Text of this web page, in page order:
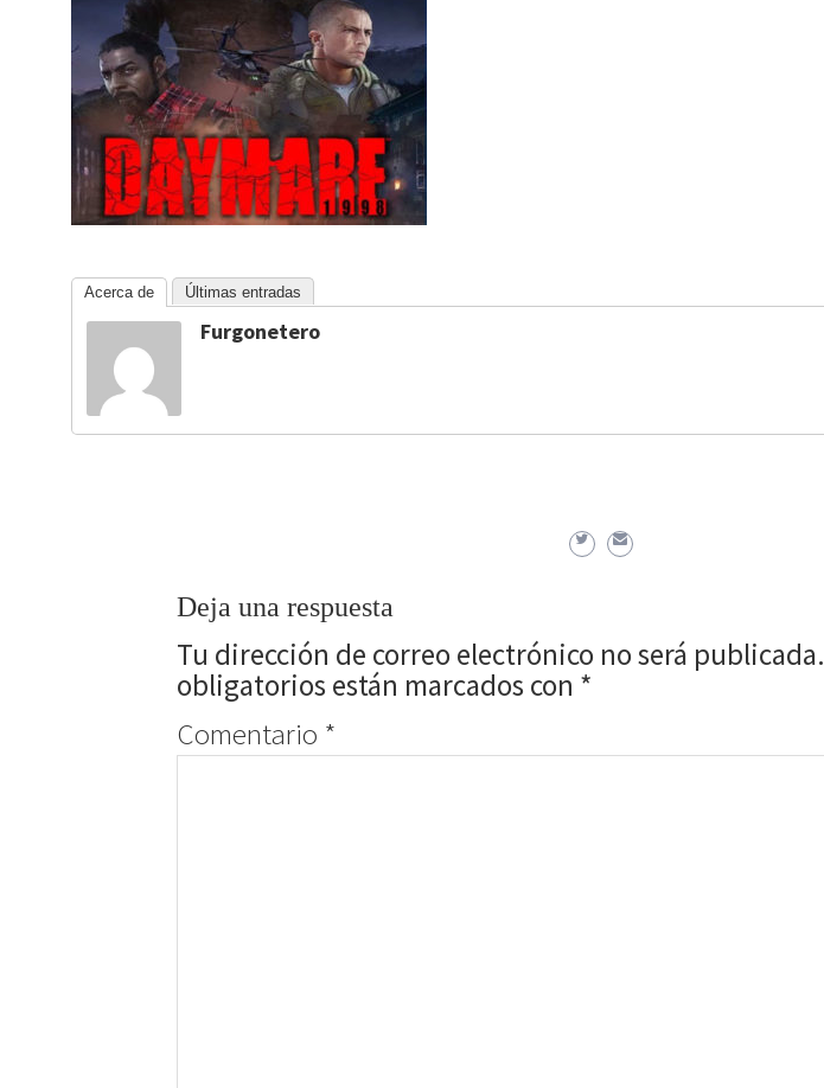
Acerca de Últimas entradas
Furgonetero
Deja una respuesta
Tu dirección de correo electrónico no será publicada.
obligatorios están marcados con *
Comentario *